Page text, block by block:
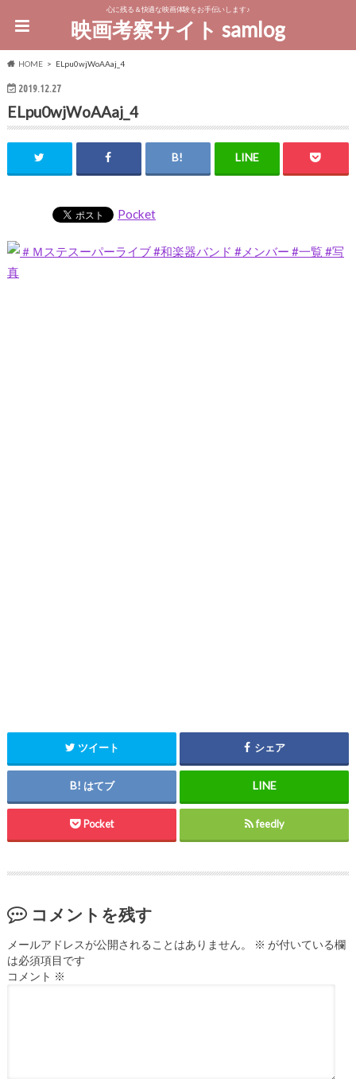
心に残る＆快適な映画体験をお手伝いします♪
映画考察サイト samlog
HOME ELpu0wjWoAAaj_4
2019.12.27
ELpu0wjWoAAaj_4
Pocket
ツイート シェア
はてブ
Pocket feedly
コメントを残す
メールアドレスが公開されることはありません。 ※ が付いている欄
は必須項目です
コメント ※